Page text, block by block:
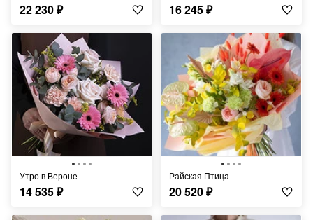
22 230₽ 16 245₽
Утро в Вероне
14 535₽
Райская Птица
20 520₽